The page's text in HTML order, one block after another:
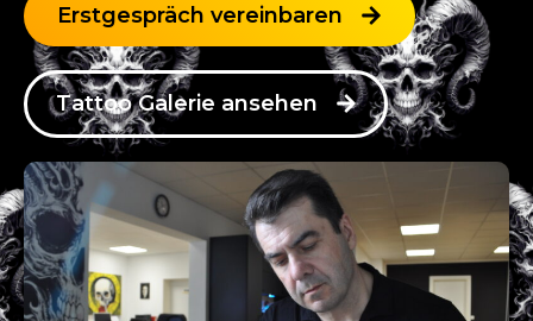
Erstgespräch vereinbaren
Tattoo Galerie ansehen